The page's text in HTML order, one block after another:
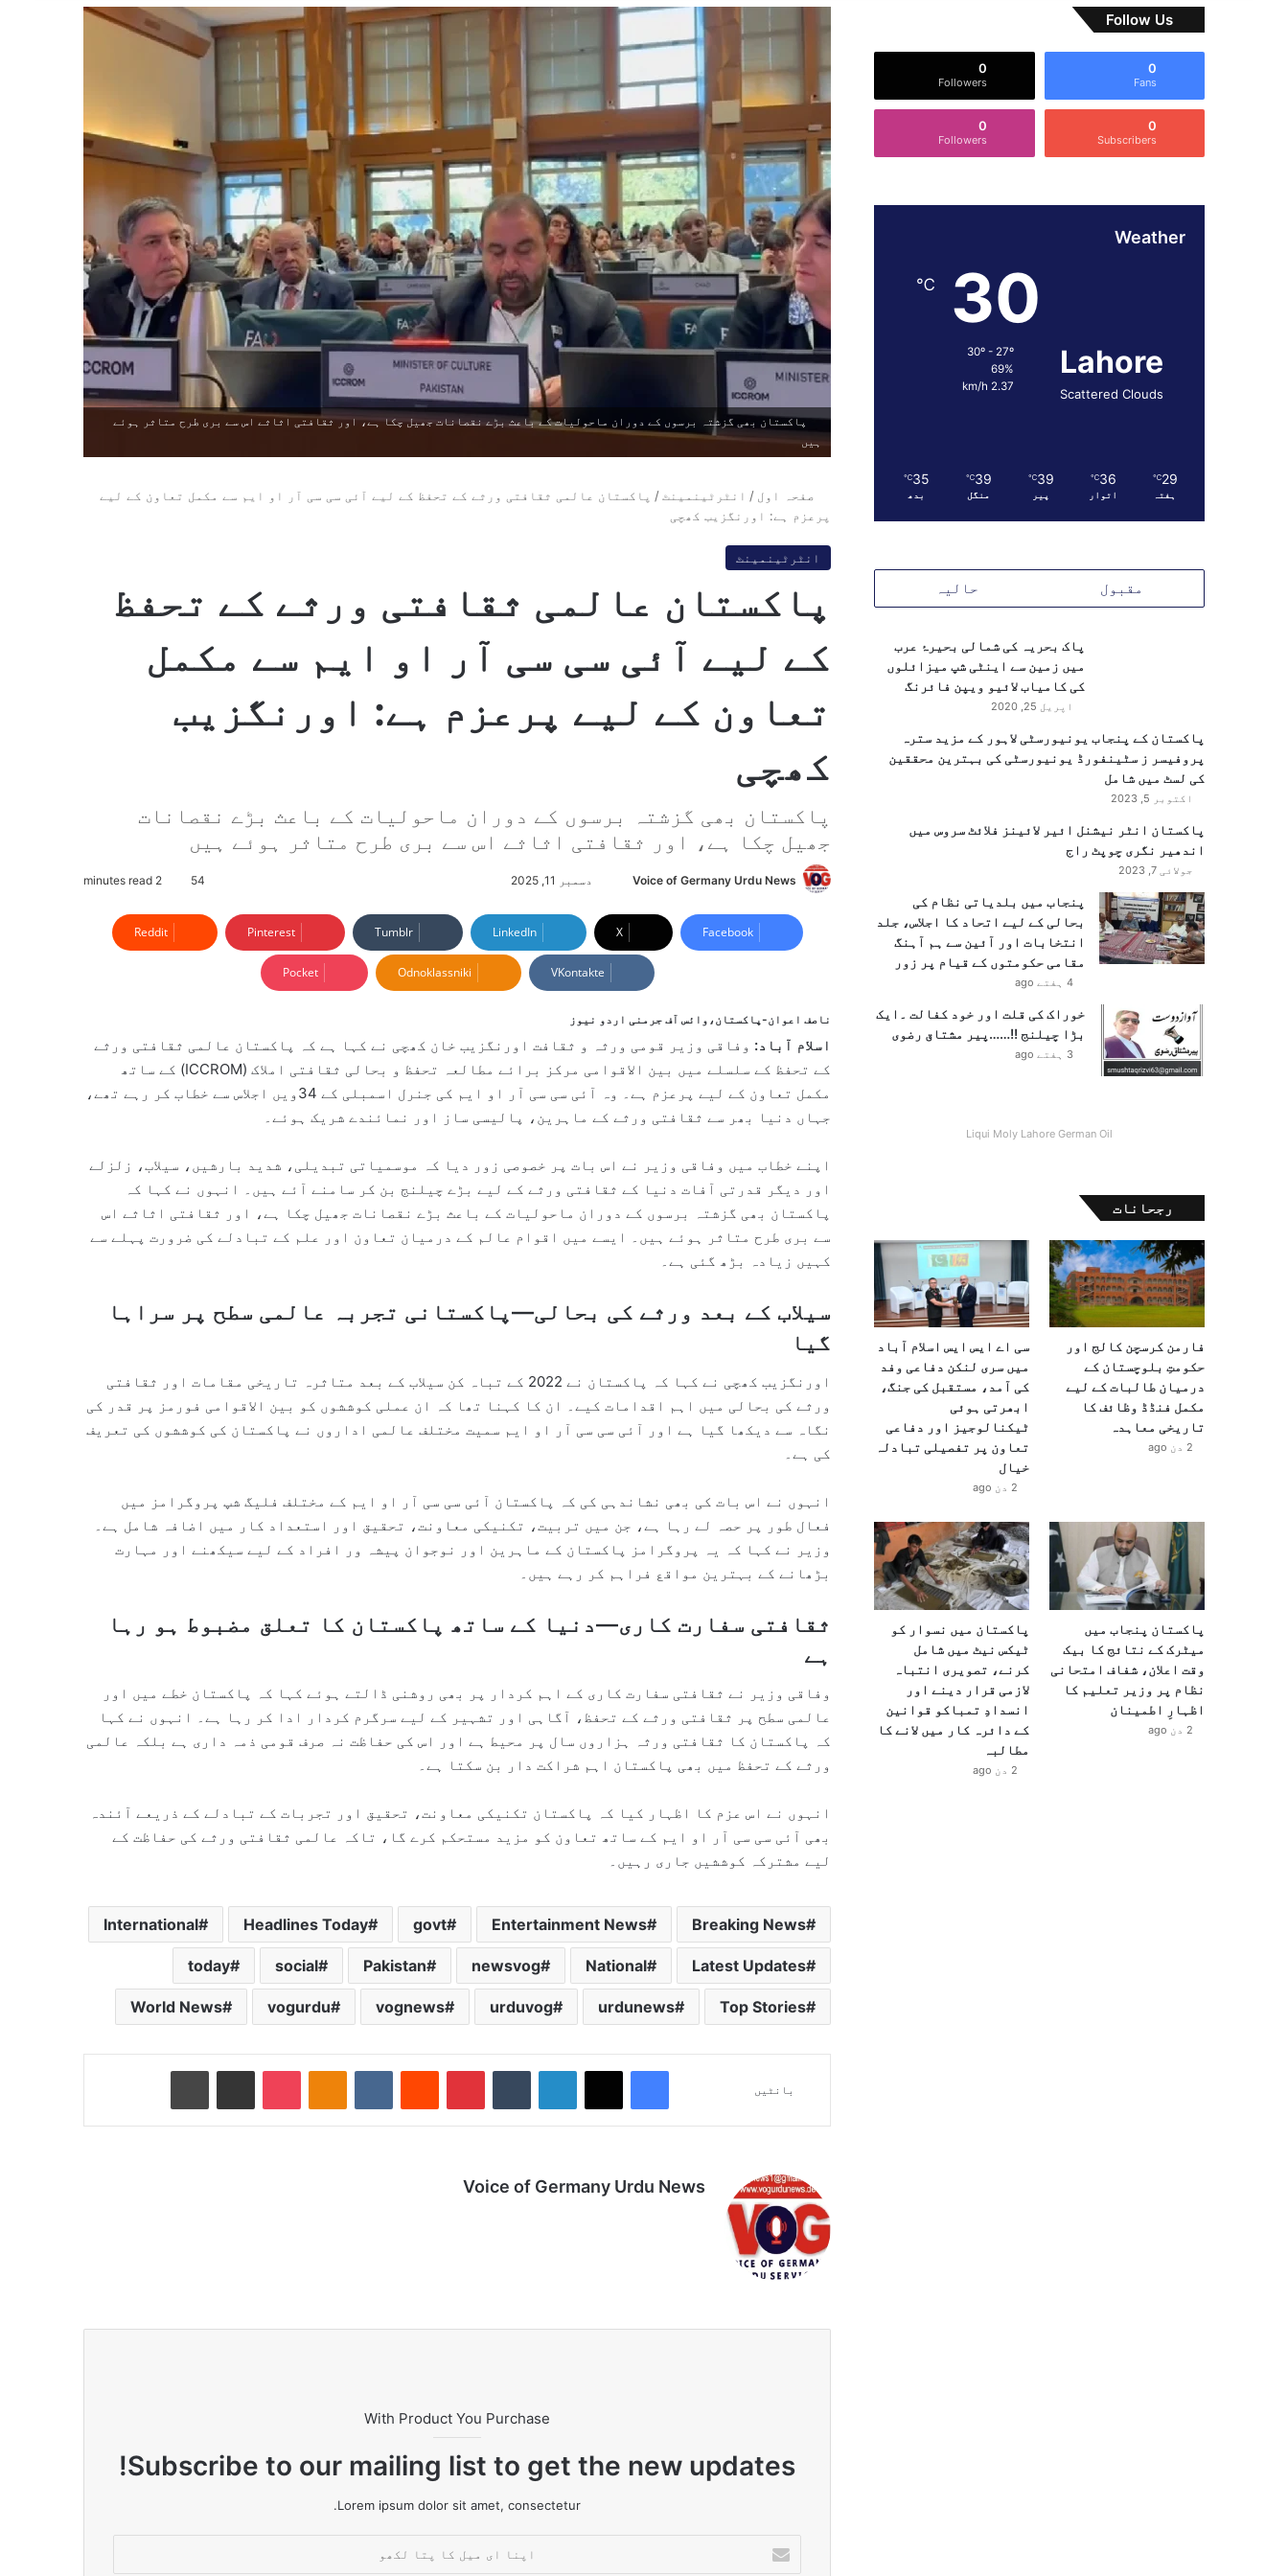
پاکستان بھی گزشتہ برسوں کے دوران ماحولیات کے باعث بڑے نقصانات جھیل چکا ہے، اور ثقافتی اثاثے اس سے بری طرح متاثر ہوئے
ہیں
صفحہ اول / انٹرٹینمینٹ/ پاکستان عالمی ثقافتی ورثے کے تحفظ کے لیے آئی سی سی آر او ایم سے مکمل تعاون کے لیے
پرعزم ہے: اورنگزیب کھچی
انٹرٹینمینٹ
پاکستان عالمی ثقافتی ورثے کے تحفظ
کے لیے آئی سی سی آر او ایم سے مکمل
تعاون کے لیے پرعزم ہے: اورنگزیب
کھچی
پاکستان بھی گزشتہ برسوں کے دوران ماحولیات کے باعث بڑے نقصانات
جھیل چکا ہے، اور ثقافتی اثاثے اس سے بری طرح متاثر ہوئے ہیں
Voice of Germany Urdu News
n
d
n
e
دسمبر 11, 2025 54
Facebook
X
LinkedIn
Tumblr
Pinterest
Reddit
VKontakte
Odnoklassniki
Pocket
ناصف اعوان-پاکستان،وائس آف جرمنی اردو نیوز
اسلام آباد: وفاقی وزیر قومی ورثہ و ثقافت اورنگزیب خان کھچی نے کہا ہے کہ پاکستان عالمی ثقافتی ورثے
کے تحفظ کے سلسلے میں بین الاقوامی مرکز برائے مطالعہ تحفظ و بحالی ثقافتی املاک (ICCROM) کے ساتھ
مکمل تعاون کے لیے پرعزم ہے۔ وہ آئی سی سی آر او ایم کی جنرل اسمبلی کے 34ویں اجلاس سے خطاب کر رہے تھے،
جہاں دنیا بھر سے ثقافتی ورثے کے ماہرین، پالیسی ساز اور نمائندے شریک ہوئے۔
اپنے خطاب میں وفاقی وزیر نے اس بات پر خصوصی زور دیا کہ موسمیاتی تبدیلی، شدید بارشیں، سیلاب، زلزلے
اور دیگر قدرتی آفات دنیا کے ثقافتی ورثے کے لیے بڑے چیلنج بن کر سامنے آئے ہیں۔ انہوں نے کہا کہ
پاکستان بھی گزشتہ برسوں کے دوران ماحولیات کے باعث بڑے نقصانات جھیل چکا ہے، اور ثقافتی اثاثے اس
سے بری طرح متاثر ہوئے ہیں۔ ایسے میں اقوام عالم کے درمیان تعاون اور علم کے تبادلے کی ضرورت پہلے سے
کہیں زیادہ بڑھ گئی ہے۔
سیلاب کے بعد ورثے کی بحالی—پاکستانی تجربہ عالمی سطح پر سراہا
گیا
اورنگزیب کھچی نے کہا کہ پاکستان نے 2022 کے تباہ کن سیلاب کے بعد متاثرہ تاریخی مقامات اور ثقافتی
ورثے کی بحالی میں اہم اقدامات کیے۔ ان کا کہنا تھا کہ ان عملی کوششوں کو بین الاقوامی فورمز پر قدر کی
نگاہ سے دیکھا گیا ہے اور آئی سی سی آر او ایم سمیت مختلف عالمی اداروں نے پاکستان کی کوششوں کی تعریف
کی ہے۔
انہوں نے اس بات کی بھی نشاندہی کی کہ پاکستان آئی سی سی آر او ایم کے مختلف فلیگ شپ پروگرامز میں
فعال طور پر حصہ لے رہا ہے، جن میں تربیت، تکنیکی معاونت، تحقیق اور استعداد کار میں اضافہ شامل ہے۔
وزیر نے کہا کہ یہ پروگرامز پاکستان کے ماہرین اور نوجوان پیشہ ور افراد کے لیے سیکھنے اور مہارت
بڑھانے کے بہترین مواقع فراہم کر رہے ہیں۔
ثقافتی سفارت کاری—دنیا کے ساتھ پاکستان کا تعلق مضبوط ہو رہا
ہے
وفاقی وزیر نے ثقافتی سفارت کاری کے اہم کردار پر بھی روشنی ڈالتے ہوئے کہا کہ پاکستان خطے میں اور
عالمی سطح پر ثقافتی ورثے کے تحفظ، آگاہی اور تشہیر کے لیے سرگرم کردار ادا کر رہا ہے۔ انہوں نے کہا
کہ پاکستان کا ثقافتی ورثہ ہزاروں سال پر محیط ہے اور اس کی حفاظت نہ صرف قومی ذمہ داری ہے بلکہ عالمی
ورثے کے تحفظ میں بھی پاکستان اہم شراکت دار بن سکتا ہے۔
انہوں نے اس عزم کا اظہار کیا کہ پاکستان تکنیکی معاونت، تحقیق اور تجربات کے تبادلے کے ذریعے آئندہ
بھی آئی سی سی آر او ایم کے ساتھ تعاون کو مزید مستحکم کرے گا، تاکہ عالمی ثقافتی ورثے کی حفاظت کے
لیے مشترکہ کوششیں جاری رہیں۔
Breaking News
Entertainment News
govt
Headlines Today
International
Latest Updates
National
newsvog
Pakistan
social
today
Top Stories
urdunews
urduvog
vognews
vogurdu
World News
بانٹیں
X
LinkedIn
VKontakte ای میل کے ذریعے شیئر کریں
Voice of Germany Urdu News
With Product You Purchase
Subscribe to our mailing list to get the new updates!
Lorem ipsum dolor sit amet, consectetur.
Follow Us
0
Fans
0
Followers
0
Subscribers
0
Followers
Weather
Lahore
Scattered Clouds
30
℃
30º - 27º
69%
2.37 km/h
29
℃
ہفتہ
36
℃
اتوار
39
℃
پیر
39
℃
منگل
35
℃
بدھ
مقبول حالیہ
پاک بحریہ کی شمالی بحیرۂ عرب
میں زمین سے اینٹی شپ میزائلوں
کی کامیاب لائیو ویپن فائرنگ
اپریل 25, 2020
پاکستان کے پنجاب یونیورسٹی لاہور کے مزید سترہ
پروفیسر ز سٹینفورڈ یونیورسٹی کی بہترین محققین
کی لسٹ میں شامل
اکتوبر 5, 2023
پاکستان انٹر نیشنل ائیر لائینز فلائٹ سروس میں
اندھیر نگری چوپٹ راج
جولائی 7, 2023
پنجاب میں بلدیاتی نظام کی
بحالی کے لیے اتحاد کا اجلاس، جلد
انتخابات اور آئین سے ہم آہنگ
مقامی حکومتوں کے قیام پر زور
4 ہفتے ago
خوراک کی قلت اور خود کفالت ۔ایک
بڑا چیلنج !!……پیر مشتاق رضوی
3 ہفتے ago
Liqui Moly Lahore German Oil
رجحانات
فارمن کرسچن کالج اور
حکومتِ بلوچستان کے
درمیان طالبات کے لیے
مکمل فنڈڈ وظائف کا
تاریخی معاہدہ
2 دن ago
سی اے ایس ایس اسلام آباد
میں سری لنکن دفاعی وفد
کی آمد، مستقبل کی جنگ،
ابھرتی ہوئی
ٹیکنالوجیز اور دفاعی
تعاون پر تفصیلی تبادلہ
خیال
2 دن ago
پاکستان پنجاب میں
میٹرک کے نتائج کا بیک
وقت اعلان، شفاف امتحانی
نظام پر وزیر تعلیم کا
اظہارِ اطمینان
2 دن ago
پاکستان میں نسوار کو
ٹیکس نیٹ میں شامل
کرنے، تصویری انتباہ
لازمی قرار دینے اور
انسدادِ تمباکو قوانین
کے دائرہ کار میں لانے کا
مطالبہ
2 دن ago